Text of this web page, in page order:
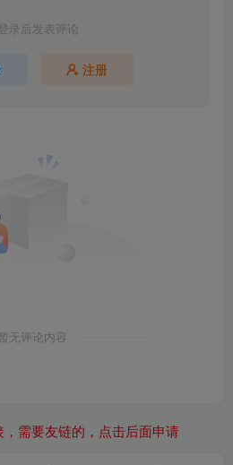
录后发表评论
注册
无评论内容
需要友链的，点击后面申请